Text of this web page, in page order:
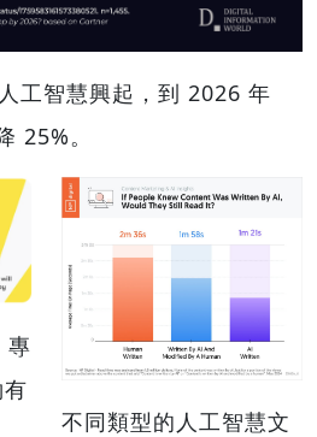
工智慧興起，到 2026 年
25%。
專
不同類型的人工智慧文